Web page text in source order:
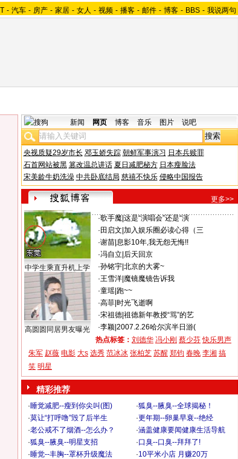
IT - 汽车 - 房产 - 家居 - 女人 - 视频 - 播客 - 邮件 - 博客 - BBS - 我说两句
新闻 网页 博客 音乐 图片 说吧
央视质疑29岁市长 邓玉娇失踪 朝鲜军事演习 日本兵赎罪
石首网站被黑 篡改温总讲话 夏日减肥秘方 日本瘦脸法
宋美龄牛奶洗澡 中共卧底结局 慈禧不快乐 侵略中国报告
更多>>
中学生乘直升机上学
高圆圆同居男友曝光
·歌手魔| 这是“演唱会”还是“演
· 田启文 加入娱乐圈必读心得（三
·谢苗| 息影10年,我无怨无悔!!
·冯自立 后天回京
·孙铭宇| 北京的大雾~
·王雪洋| 魔镜魔镜告诉我
·童瑶| 跑~~
·高菲| 时光飞逝啊
·宋祖德| 祖德新年教授“骂”的艺
·李颖| 2007.2.26哈尔滨半日游(
热点标签： 刘德华 冯小刚 蔡少芬 快乐男声
朱军 赵薇 电影 大s 选秀 范冰冰 张柏芝 苏醒 郑钧 春晚 李湘 搞
笑 明星
精彩推荐
·睡觉减肥--瘦到你尖叫(图) ·狐臭--腋臭--全球揭秘！
·莫让“打呼噜”毁了后半生 ·更年期--卵巢早衰--绝经
·老公戒不了烟酒--怎么办？ ·涵盖健康要闻健康生活导航
·狐臭--腋臭--明星支招 ·口臭--口臭--拜拜了!
·睡觉--丰胸--罩杯升级魔法 ·10平米小店 月赚20万